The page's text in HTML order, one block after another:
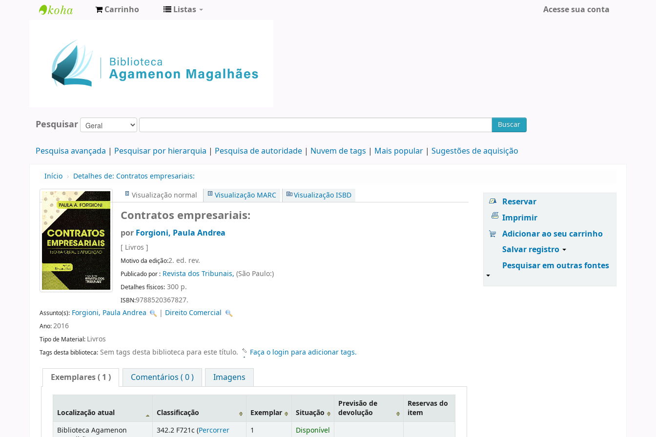
Agamenon
Magalhães
Carrinho Listas Acesse sua conta
Pesquisar Buscar
Pesquisa avançada Pesquisar por hierarquia Pesquisa de autoridade Nuvem de tags Mais popular Sugestões de aquisição
Início › Detalhes de: Contratos empresariais:
Visualização normal
Visualização MARC Visualização ISBD
Contratos empresariais:
por Forgioni, Paula Andrea
[ Livros ]
Motivo da edição:2. ed. rev.
Publicado por : Revista dos Tribunais, (São Paulo:)
Detalhes físicos: 300 p.
ISBN:9788520367827.
Assunto(s): Forgioni, Paula Andrea | Direito Comercial
Ano:2016
Tipo de Material: Livros
Tags desta biblioteca: Sem tags desta biblioteca para este título. Faça o login para adicionar tags.
Exemplares( 1 ) Comentários ( 0 ) Imagens
Localização atual Classificação Exemplar Situação
Previsão de
devolução
Reservas do
item
Biblioteca Agamenon
342.2 F721c (Percorrer
1 Disponível
Reservar
Imprimir
Adicionar ao seu carrinho
Salvar registro
Pesquisar em outras fontes